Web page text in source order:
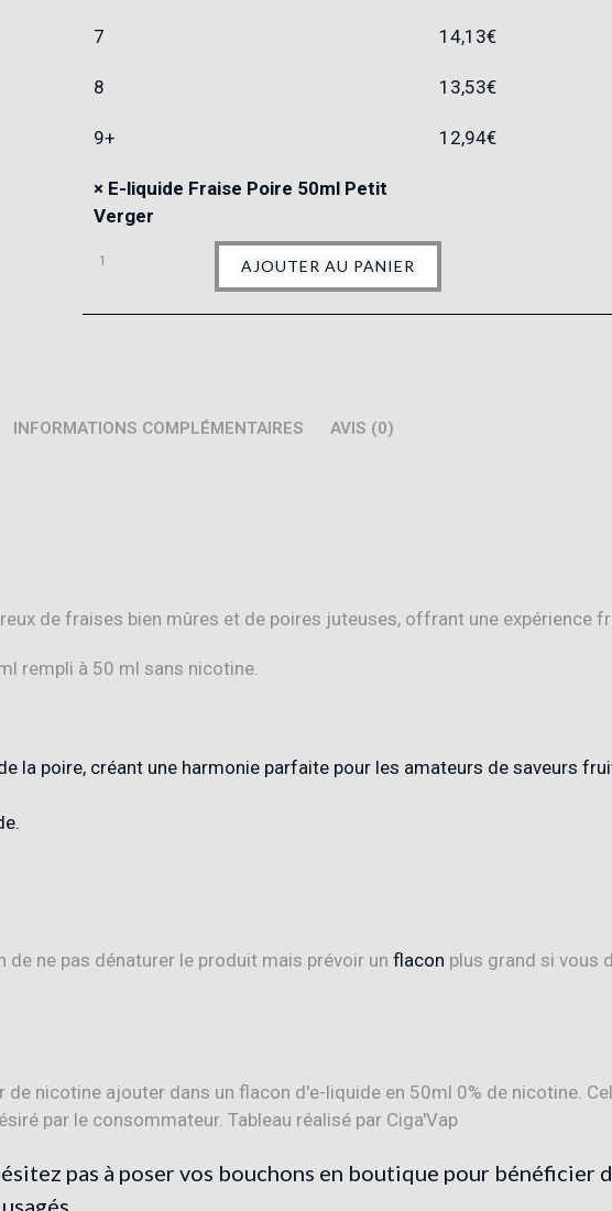
7 14,13€
8 13,53€
9+ 12,94€
× E-liquide Fraise Poire 50ml Petit
Verger
AJOUTER AU PANIER
INFORMATIONS COMPLÉMENTAIRES AVIS (0)
de fraises bien mûres et de poires juteuses, offrant une expérience
rempli à 50 ml sans nicotine.
la poire, créant une harmonie parfaite pour les amateurs de saveurs
.
ne pas dénaturer le produit mais prévoir un flacon plus grand si vous
pas à poser vos bouchons en boutique pour bénéficier